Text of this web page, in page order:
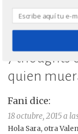
7 thoughts
quien
Fani dice:
18 octubre, 2015 a
Hola Sara, otra